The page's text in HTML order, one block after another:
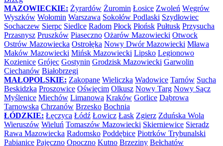
MAZOWIECKIE: Żyrardów Żuromin Łosice Zwoleń Węgrów
Wyszków Wołomin Warszawa Sokołów Podlaski Szydłowiec
Sochaczew Sierpc Siedlce Radom Płock Płońsk Pułtusk Przysucha
Przasnysz Pruszków Piaseczno Ożarów Mazowiecki Otwock
Ostrów Mazowiecka Ostrołęka Nowy Dwór Mazowiecki Mława
Maków Mazowiecki Mińsk Mazowiecki Lipsko Legionowo
Kozienice Grójec Gostynin Grodzisk Mazowiecki Garwolin
Ciechanów Białobrzegi
MAŁOPOLSKIE: Zakopane Wieliczka Wadowice Tarnów Sucha
Beskidzka Proszowice Oświęcim Olkusz Nowy Targ Nowy Sącz
Myślenice Miechów Limanowa Kraków Gorlice Dąbrowa
Tarnowska Chrzanów Brzesko Bochnia
ŁÓDZKIE: Łęczyca Łódź Łowicz Łask Zgierz Zduńska Wola
Wieruszów Wieluń Tomaszów Mazowiecki Skierniewice Sieradz
Rawa Mazowiecka Radomsko Poddębice Piotrków Trybunalski
Pabianice Pajęczno Opoczno Kutno Brzeziny Bełchatów